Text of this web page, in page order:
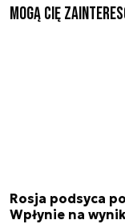
Mogą Cię
Rosja podsyca
Wpłynie na